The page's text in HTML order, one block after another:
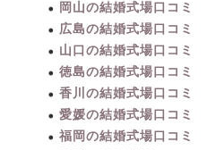
岡山の結婚式場口コミ
広島の結婚式場口コミ
山口の結婚式場口コミ
徳島の結婚式場口コミ
香川の結婚式場口コミ
愛媛の結婚式場口コミ
福岡の結婚式場口コミ